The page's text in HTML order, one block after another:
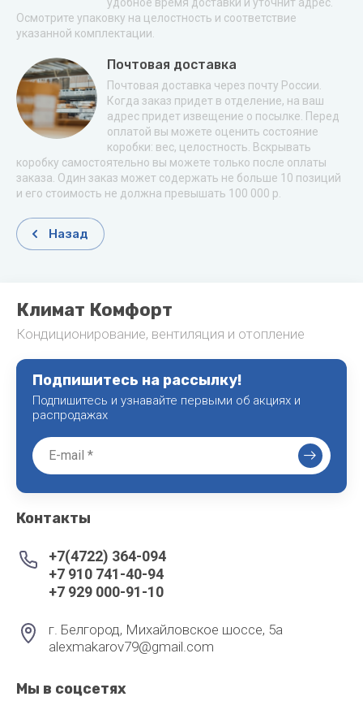
Осмотрите упаковку на целостность и соответствие
указанной комплектации.
Почтовая доставка
Почтовая доставка через почту России.
Когда заказ придет в отделение, на ваш
адрес придет извещение о посылке. Перед
оплатой вы можете оценить состояние
коробки: вес, целостность. Вскрывать
коробку самостоятельно вы можете только после оплаты
заказа. Один заказ может содержать не больше 10 позиций
и его стоимость не должна превышать 100 000 р.
Назад
Климат Комфорт
Кондиционирование, вентиляция и отопление
Подпишитесь на рассылку!
Подпишитесь и узнавайте первыми об акциях и
распродажах
Контакты
+7(4722) 364-094
+7 910 741-40-94
+7 929 000-91-10
г. Белгород, Михайловское шоссе, 5а
alexmakarov79@gmail.com
Мы в соцсетях